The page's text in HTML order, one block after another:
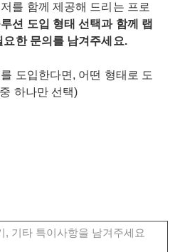
를 함께 제공해 드리는 프로
션 도입 형태 선택과 함께 랩
한 문의를 남겨주세요.
도입한다면, 어떤 형태로 도
하나만 선택)